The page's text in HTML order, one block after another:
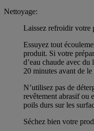
Nettoyage:
Laissez refroidir votre
Essuyez tout
produit. Si votre
d’eau chaude avec
20 minutes avant de
N’utilisez pas de
revêtement abrasif ou
poils durs sur les
Séchez bien votre